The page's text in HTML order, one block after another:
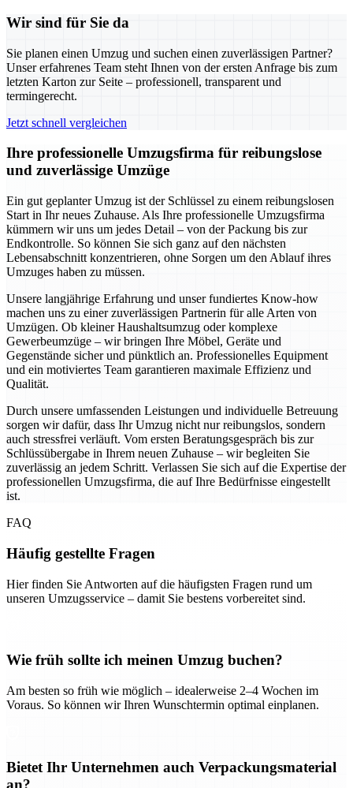
Wir sind für Sie da
Sie planen einen Umzug und suchen einen zuverlässigen Partner?
Unser erfahrenes Team steht Ihnen von der ersten Anfrage bis zum
letzten Karton zur Seite – professionell, transparent und
termingerecht.
Jetzt schnell vergleichen
Ihre professionelle Umzugsfirma für reibungslose
und zuverlässige Umzüge
Ein gut geplanter Umzug ist der Schlüssel zu einem reibungslosen
Start in Ihr neues Zuhause. Als Ihre professionelle Umzugsfirma
kümmern wir uns um jedes Detail – von der Packung bis zur
Endkontrolle. So können Sie sich ganz auf den nächsten
Lebensabschnitt konzentrieren, ohne Sorgen um den Ablauf ihres
Umzuges haben zu müssen.
Unsere langjährige Erfahrung und unser fundiertes Know-how
machen uns zu einer zuverlässigen Partnerin für alle Arten von
Umzügen. Ob kleiner Haushaltsumzug oder komplexe
Gewerbeumzüge – wir bringen Ihre Möbel, Geräte und
Gegenstände sicher und pünktlich an. Professionelles Equipment
und ein motiviertes Team garantieren maximale Effizienz und
Qualität.
Durch unsere umfassenden Leistungen und individuelle Betreuung
sorgen wir dafür, dass Ihr Umzug nicht nur reibungslos, sondern
auch stressfrei verläuft. Vom ersten Beratungsgespräch bis zur
Schlüssübergabe in Ihrem neuen Zuhause – wir begleiten Sie
zuverlässig an jedem Schritt. Verlassen Sie sich auf die Expertise der
professionellen Umzugsfirma, die auf Ihre Bedürfnisse eingestellt
ist.
FAQ
Häufig gestellte Fragen
Hier finden Sie Antworten auf die häufigsten Fragen rund um
unseren Umzugsservice – damit Sie bestens vorbereitet sind.
Wie früh sollte ich meinen Umzug buchen?
Am besten so früh wie möglich – idealerweise 2–4 Wochen im
Voraus. So können wir Ihren Wunschtermin optimal einplanen.
Bietet Ihr Unternehmen auch Verpackungsmaterial
an?